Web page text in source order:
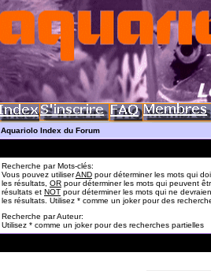
Aquariolo Index du Forum
Recherche par Mots-clés:
Vous pouvez utiliserAND pour déterminer les mots qui
les résultats, OR pour déterminer les mots qui peuvent
résultats et NOT pour déterminer les mots qui ne
les résultats. Utilisez * comme un joker pour des
Recherche par Auteur:
Utilisez * comme un joker pour des recherches partielles